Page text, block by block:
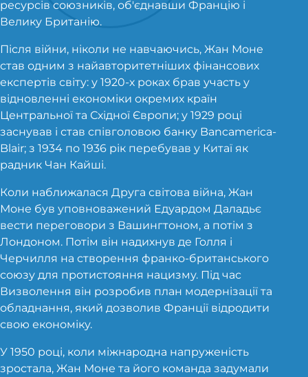
ресурсів союзників, об'єднавши Францію і
Велику Британію.
Після війни, ніколи не навчаючись, Жан Моне
став одним з найавторитетніших фінансових
експертів світу: у 1920-х роках брав участь у
відновленні економіки окремих країн
Центральної та Східної Європи; у 1929 році
заснував і став співголовою банку Bancamerica-
Blair; з 1934 по 1936 рік перебував у Китаї як
радник Чан Кайші.
Коли наближалася Друга світова війна, Жан
Моне був уповноважений Едуардом Даладьє
вести переговори з Вашингтоном, а потім з
Лондоном. Потім він надихнув де Голля і
Черчилля на створення франко-британського
союзу для протистояння нацизму. Під час
Визволення він розробив план модернізації та
обладнання, який дозволив Франції відродити
свою економіку.
У 1950 році, коли міжнародна напруженість
зростала, Жан Моне та його команда задумали